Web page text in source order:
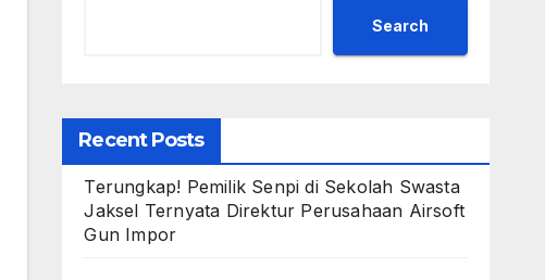
Search
Recent Posts
Terungkap! Pemilik Senpi di Sekolah Swasta
Jaksel Ternyata Direktur Perusahaan Airsoft
Gun Impor